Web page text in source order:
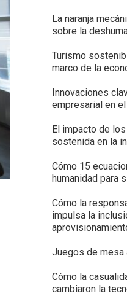
La naranja
sobre la
Turismo
marco de la
Innovaciones
empresarial en
El impacto de
sostenida en la
Cómo 15
humanidad para
Cómo la
impulsa la
Juegos de mesa
Cómo la
cambiaron la